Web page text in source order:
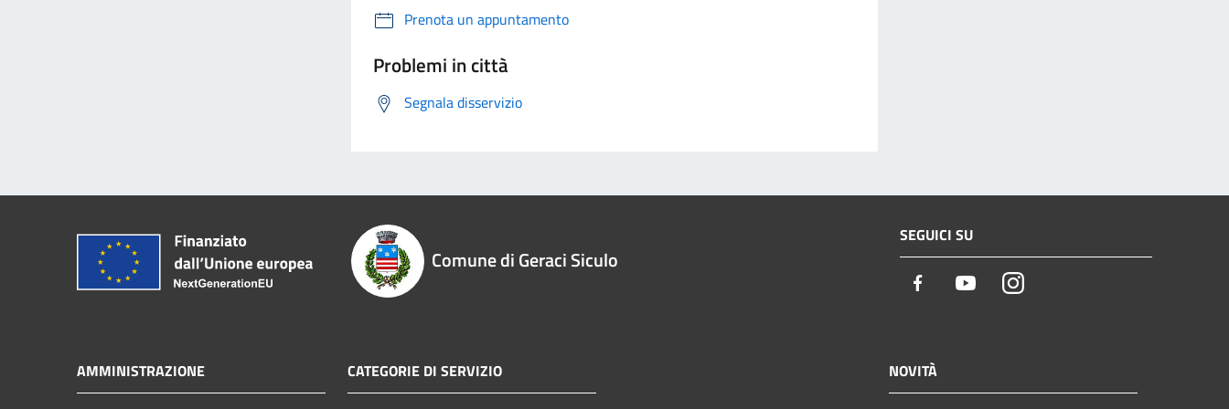
Prenota un appuntamento
Problemi in città
Segnala disservizio
Comune di Geraci Siculo
SEGUICI SU
Facebook YoutubeInstagram
AMMINISTRAZIONE CATEGORIE DI SERVIZIO NOVITÀ